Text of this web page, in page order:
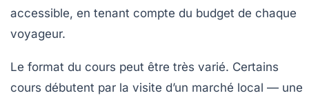
accessible, en tenant compte du budget de chaque
voyageur.
Le format du cours peut être très varié. Certains
cours débutent par la visite d’un marché local — une